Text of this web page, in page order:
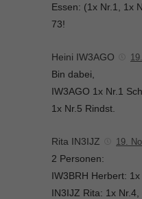
Essen: (1x Nr.1, 1x
73!
Heini IW3AGO
Bin dabei,
IW3AGO 1x Nr.1
1x Nr.5 Rindst.
Rita IN3IJZ 19.
2 Personen:
IW3BRH Herbert:
IN3IJZ Rita: 1x